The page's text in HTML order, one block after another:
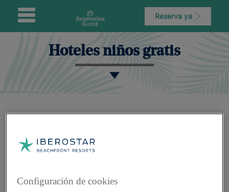
Reserva ya
Hoteles niños gratis
Configuración de cookies